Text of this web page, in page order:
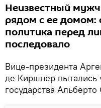
Неизвестный
рядом с ее домом:
политика перед
последовало
Вице-президента
де Киршнер пытались
государства